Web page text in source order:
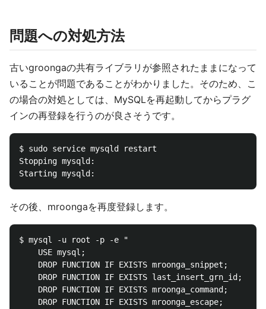
問題への対処方法
古いgroongaの共有ライブラリが参照されたままになって
いることが問題であることがわかりました。そのため、こ
の場合の対処としては、MySQLを再起動してからプラグ
インの再登録を行うのが良さそうです。
$ sudo service mysqld restart
Stopping mysqld:
その後、mroongaを再度登録します。
$ mysql -u root -p -e "
    USE mysql;
    DROP FUNCTION IF EXISTS mroonga_snippet;
    DROP FUNCTION IF EXISTS last_insert_grn_id;
    DROP FUNCTION IF EXISTS mroonga_command;
    DROP FUNCTION IF EXISTS mroonga_escape;